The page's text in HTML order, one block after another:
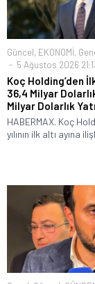
Güncel, EKONOMİ,
5 Ağustos 2026
Koç Holding’den
36,4 Milyar
Milyar Dolarlık
HABERMAX. Koç
yılının ilk altı ayına